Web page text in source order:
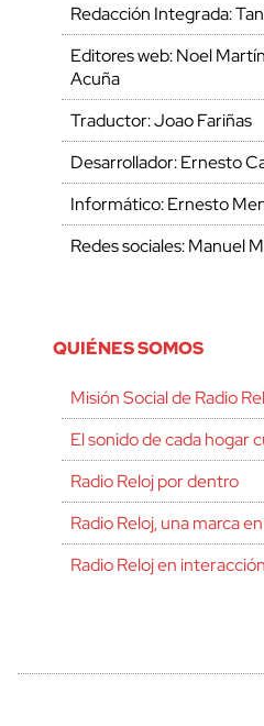
Redacción Integrada:
Editores web: Noel
Acuña
Traductor: Joao Fariñas
Desarrollador: Ernesto
Informático: Ernesto
Redes sociales: Manuel
QUIÉNES SOMOS
Misión Social de Radio
El sonido de cada hogar
Radio Reloj por dentro
Radio Reloj, una marca
Radio Reloj en